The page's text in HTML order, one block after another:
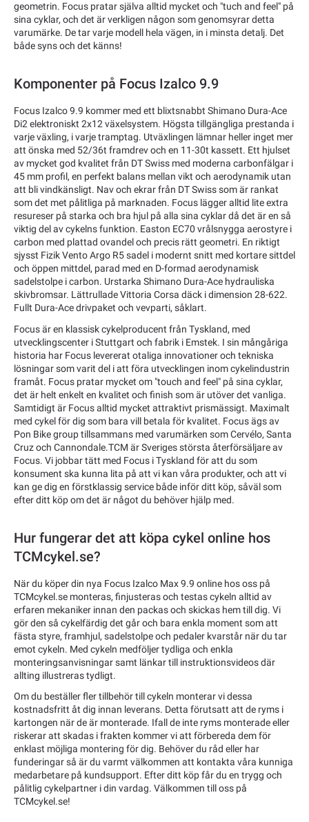
geometrin. Focus pratar själva alltid mycket och "tuch and feel" på
sina cyklar, och det är verkligen någon som genomsyrar detta
varumärke. De tar varje modell hela vägen, in i minsta detalj. Det
både syns och det känns!
Komponenter på Focus Izalco 9.9
Focus Izalco 9.9 kommer med ett blixtsnabbt Shimano Dura-Ace
Di2 elektroniskt 2x12 växelsystem. Högsta tillgängliga prestanda i
varje växling, i varje tramptag. Utväxlingen lämnar heller inget mer
att önska med 52/36t framdrev och en 11-30t kassett. Ett hjulset
av mycket god kvalitet från DT Swiss med moderna carbonfälgar i
45 mm profil, en perfekt balans mellan vikt och aerodynamik utan
att bli vindkänsligt. Nav och ekrar från DT Swiss som är rankat
som det met pålitliga på marknaden. Focus lägger alltid lite extra
resureser på starka och bra hjul på alla sina cyklar då det är en så
viktig del av cykelns funktion. Easton EC70 vrålsnygga aerostyre i
carbon med plattad ovandel och precis rätt geometri. En riktigt
sjysst Fizik Vento Argo R5 sadel i modernt snitt med kortare sittdel
och öppen mittdel, parad med en D-formad aerodynamisk
sadelstolpe i carbon. Urstarka Shimano Dura-Ace hydrauliska
skivbromsar. Lättrullade Vittoria Corsa däck i dimension 28-622.
Fullt Dura-Ace drivpaket och vevparti, såklart.
Focus är en klassisk cykelproducent från Tyskland, med
utvecklingscenter i Stuttgart och fabrik i Emstek. I sin mångåriga
historia har Focus levererat otaliga innovationer och tekniska
lösningar som varit del i att föra utvecklingen inom cykelindustrin
framåt. Focus pratar mycket om "touch and feel" på sina cyklar,
det är helt enkelt en kvalitet och finish som är utöver det vanliga.
Samtidigt är Focus alltid mycket attraktivt prismässigt. Maximalt
med cykel för dig som bara vill betala för kvalitet. Focus ägs av
Pon Bike group tillsammans med varumärken som Cervélo, Santa
Cruz och Cannondale.TCM är Sveriges största återförsäljare av
Focus. Vi jobbar tätt med Focus i Tyskland för att du som
konsument ska kunna lita på att vi kan våra produkter, och att vi
kan ge dig en förstklassig service både inför ditt köp, såväl som
efter ditt köp om det är något du behöver hjälp med.
Hur fungerar det att köpa cykel online hos
TCMcykel.se?
När du köper din nya Focus Izalco Max 9.9 online hos oss på
TCMcykel.se monteras, finjusteras och testas cykeln alltid av
erfaren mekaniker innan den packas och skickas hem till dig. Vi
gör den så cykelfärdig det går och bara enkla moment som att
fästa styre, framhjul, sadelstolpe och pedaler kvarstår när du tar
emot cykeln. Med cykeln medföljer tydliga och enkla
monteringsanvisningar samt länkar till instruktionsvideos där
allting illustreras tydligt.
Om du beställer fler tillbehör till cykeln monterar vi dessa
kostnadsfritt åt dig innan leverans. Detta förutsatt att de ryms i
kartongen när de är monterade. Ifall de inte ryms monterade eller
riskerar att skadas i frakten kommer vi att förbereda dem för
enklast möjliga montering för dig. Behöver du råd eller har
funderingar så är du varmt välkommen att kontakta våra kunniga
medarbetare på kundsupport. Efter ditt köp får du en trygg och
pålitlig cykelpartner i din vardag. Välkommen till oss på
TCMcykel.se!